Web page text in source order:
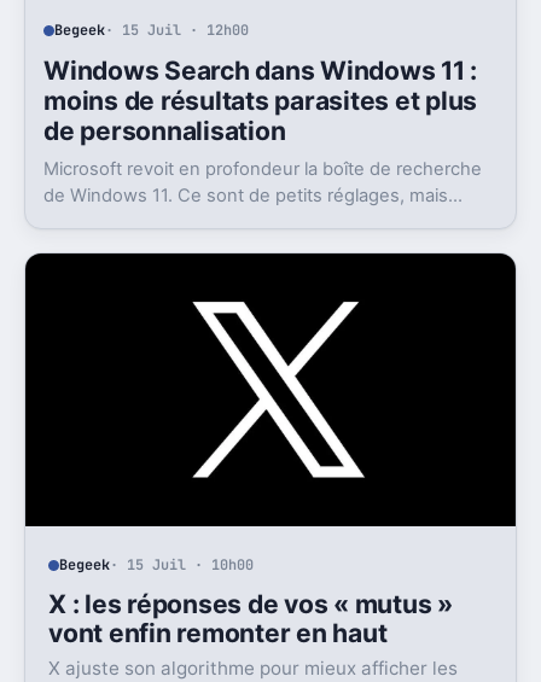
Begeek· 15 Juil · 12h00
Windows Search dans Windows 11 :
moins de résultats parasites et plus
de personnalisation
Microsoft revoit en profondeur la boîte de recherche
de Windows 11. Ce sont de petits réglages, mais
Begeek· 15 Juil · 10h00
X : les réponses de vos « mutus »
vont enfin remonter en haut
X ajuste son algorithme pour mieux afficher les